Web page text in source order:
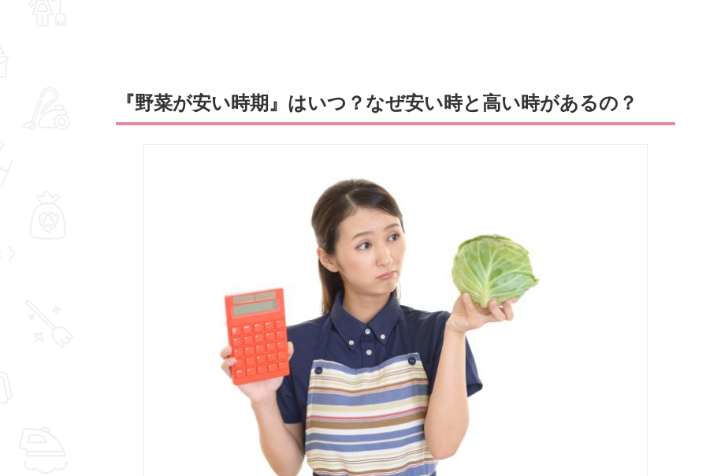
『野菜が安い時期』はいつ？なぜ安い時と高い時があるの？